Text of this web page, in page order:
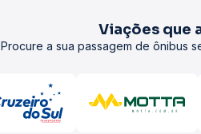
Viações que
Procure a sua passagem de ônibus